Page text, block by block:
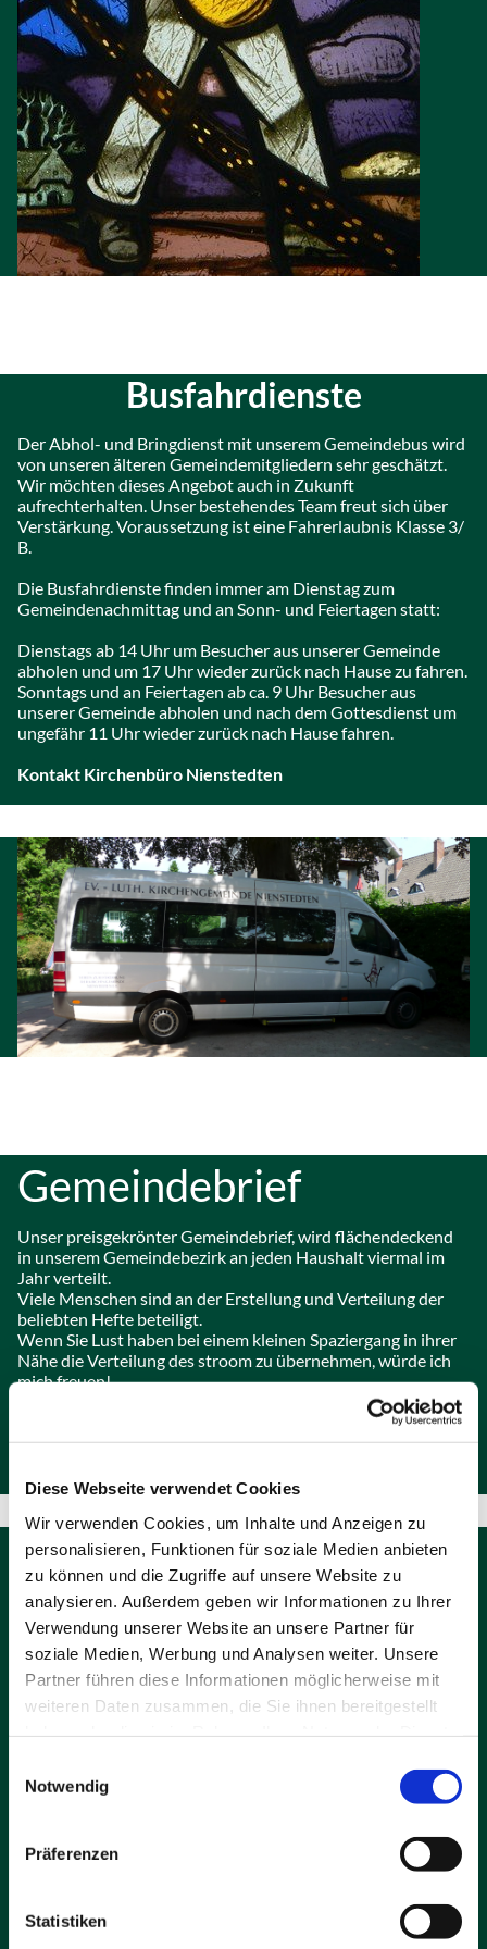
Diese Webseite verwendet Cookies
Wir verwenden Cookies, um Inhalte und Anzeigen zu
personalisieren, Funktionen für soziale Medien anbieten
zu können und die Zugriffe auf unsere Website zu
analysieren. Außerdem geben wir Informationen zu Ihrer
Verwendung unserer Website an unsere Partner für
soziale Medien, Werbung und Analysen weiter. Unsere
Partner führen diese Informationen möglicherweise mit
weiteren Daten zusammen, die Sie ihnen bereitgestellt
Notwendig
Präferenzen
Statistiken
Busfahrdienste
Der Abhol- und Bringdienst mit unserem Gemeindebus wird
von unseren älteren Gemeindemitgliedern sehr geschätzt.
Wir möchten dieses Angebot auch in Zukunft
aufrechterhalten. Unser bestehendes Team freut sich über
Verstärkung. Voraussetzung ist eine Fahrerlaubnis Klasse 3/
B.
Die Busfahrdienste finden immer am Dienstag zum
Gemeindenachmittag und an Sonn- und Feiertagen statt:
Dienstags ab 14 Uhr um Besucher aus unserer Gemeinde
abholen und um 17 Uhr wieder zurück nach Hause zu fahren.
Sonntags und an Feiertagen ab ca. 9 Uhr Besucher aus
unserer Gemeinde abholen und nach dem Gottesdienst um
ungefähr 11 Uhr wieder zurück nach Hause fahren.
Kontakt Kirchenbüro Nienstedten
Gemeindebrief
Unser preisgekrönter Gemeindebrief, wird flächendeckend
in unserem Gemeindebezirk an jeden Haushalt viermal im
Jahr verteilt.
Viele Menschen sind an der Erstellung und Verteilung der
beliebten Hefte beteiligt.
Wenn Sie Lust haben bei einem kleinen Spaziergang in ihrer
Nähe die Verteilung des stroom zu übernehmen, würde ich
mich freuen!
Tel: 040-432 674 66